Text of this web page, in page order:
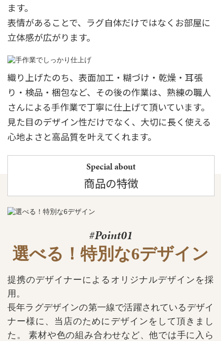
ます。
表情があることで、ラグ自体だけではなくお部屋に
立体感が広がります。
織り上げたのち、表面加工・糊づけ・乾燥・耳張
り・検品・梱包など、その後の作業は、熟練の職人
さんによる手作業で丁寧に仕上げて頂いています。
見た目のデザイン性だけでなく、大切に長く使える
心地よさと高品質を叶えてくれます。
Special about
商品の特徴
#Point01
選べる！特別な6デザイン
提携のデザイナーによるオリジナルデザインを採
用。
長年ラグデザインの第一線で活躍されているデザイ
ナー様に、当店のためにデザインをして頂きまし
た。
素材や色の組み合わせなど、他では手に入ら